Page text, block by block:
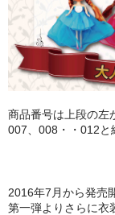
ABOUT
CONTACT
商品番号は上段の左
007、008・・012と
2016年7月から発売
第一弾よりさらに衣